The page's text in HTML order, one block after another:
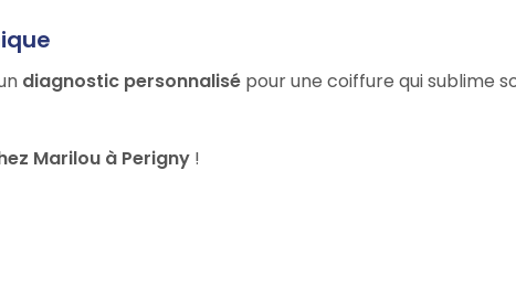
diagnostic personnalisé pour une coiffure qui sublime
Marilou à Perigny !